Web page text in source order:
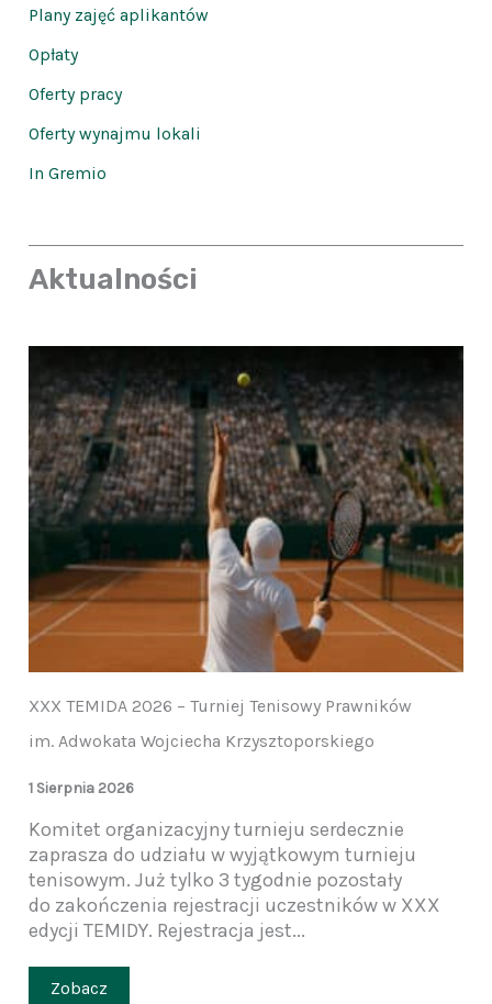
Plany zajęć aplikantów
Opłaty
Oferty pracy
Oferty wynajmu lokali
In Gremio
Aktualności
XXX TEMIDA 2026 – Turniej Tenisowy Prawników
im. Adwokata Wojciecha Krzysztoporskiego
1 Sierpnia 2026
Komitet organizacyjny turnieju serdecznie
zaprasza do udziału w wyjątkowym turnieju
tenisowym. Już tylko 3 tygodnie pozostały
do zakończenia rejestracji uczestników w XXX
edycji TEMIDY. Rejestracja jest...
Zobacz